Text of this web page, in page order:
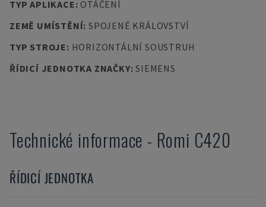
TYP APLIKACE: OTÁČENÍ
ZEMĚ UMÍSTĚNÍ: SPOJENÉ KRÁLOVSTVÍ
TYP STROJE: HORIZONTÁLNÍ SOUSTRUH
ŘÍDICÍ JEDNOTKA ZNAČKY:SIEMENS
Technické informace - Romi C420
ŘÍDICÍ JEDNOTKA